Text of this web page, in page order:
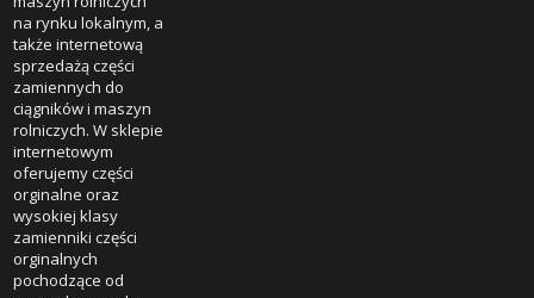
na rynku lokalnym, a
także internetową
sprzedażą części
zamiennych do
ciągników i maszyn
rolniczych. W sklepie
internetowym
oferujemy części
orginalne oraz
wysokiej klasy
zamienniki części
orginalnych
pochodzące od